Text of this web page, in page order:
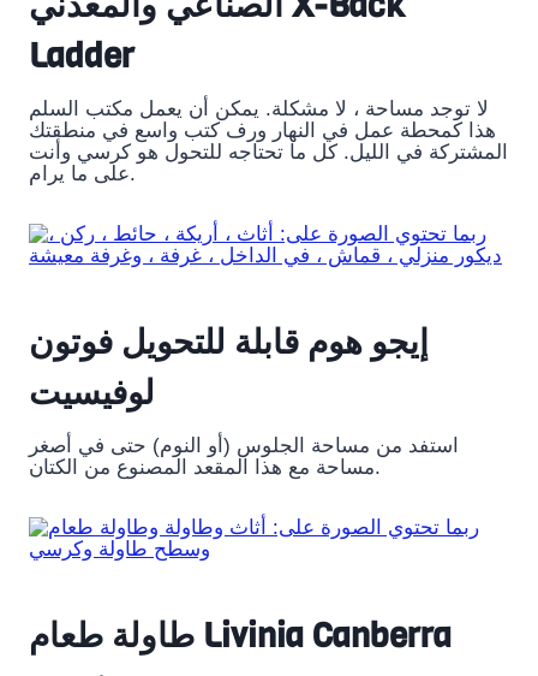
Ladder
لا توجد مساحة ، لا مشكلة. يمكن أن يعمل مكتب السلم
هذا كمحطة عمل في النهار ورف كتب واسع في منطقتك
المشتركة في الليل. كل ما تحتاجه للتحول هو كرسي وأنت
على ما يرام.
إيجو هوم قابلة للتحويل فوتون
لوفيسيت
استفد من مساحة الجلوس (أو النوم) حتى في أصغر
مساحة مع هذا المقعد المصنوع من الكتان.
طاولة طعام Livinia Canberra